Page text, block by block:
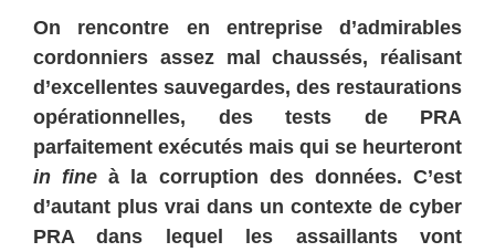
On rencontre en entreprise d’admirables
cordonniers assez mal chaussés, réalisant
d’excellentes sauvegardes, des restaurations
opérationnelles, des tests de PRA
parfaitement exécutés mais qui se heurteront
in fine à la corruption des données. C’est
d’autant plus vrai dans un contexte de cyber
PRA dans lequel les assaillants vont